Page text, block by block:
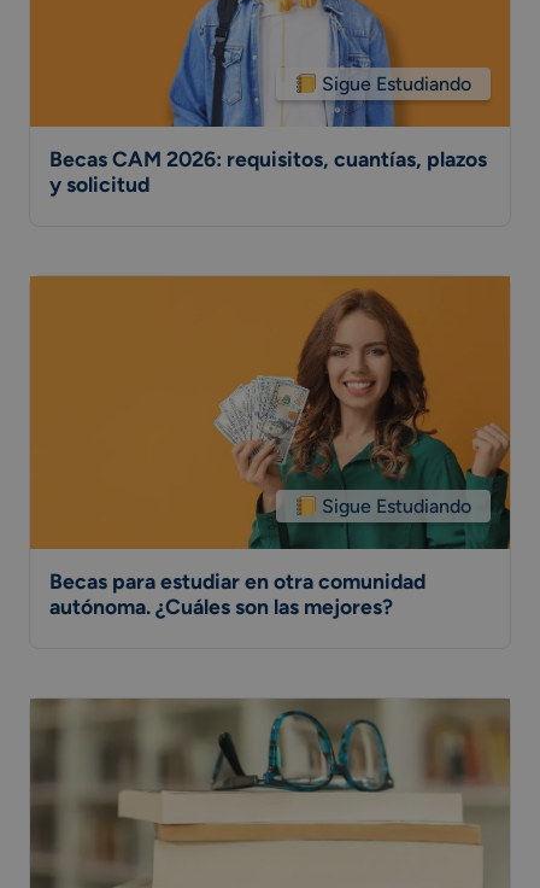
Sigue Estudiando
Becas CAM 2026: requisitos, cuantías, plazos
y solicitud
Sigue Estudiando
Becas para estudiar en otra comunidad
autónoma. ¿Cuáles son las mejores?